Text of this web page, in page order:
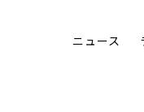
ニュース